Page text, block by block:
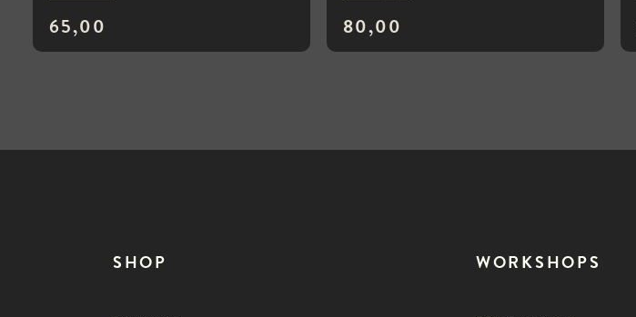
65,00 80,00
SHOP WORKSHOPS